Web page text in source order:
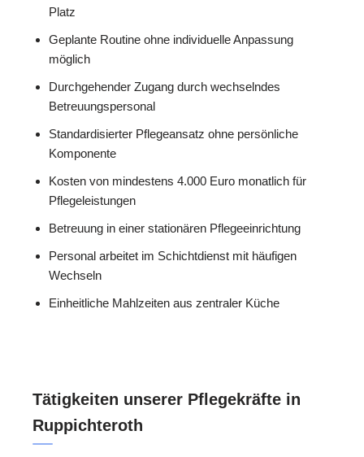
Platz
Geplante Routine ohne individuelle Anpassung
möglich
Durchgehender Zugang durch wechselndes
Betreuungspersonal
Standardisierter Pflegeansatz ohne persönliche
Komponente
Kosten von mindestens 4.000 Euro monatlich für
Pflegeleistungen
Betreuung in einer stationären Pflegeeinrichtung
Personal arbeitet im Schichtdienst mit häufigen
Wechseln
Einheitliche Mahlzeiten aus zentraler Küche
Tätigkeiten unserer Pflegekräfte in
Ruppichteroth